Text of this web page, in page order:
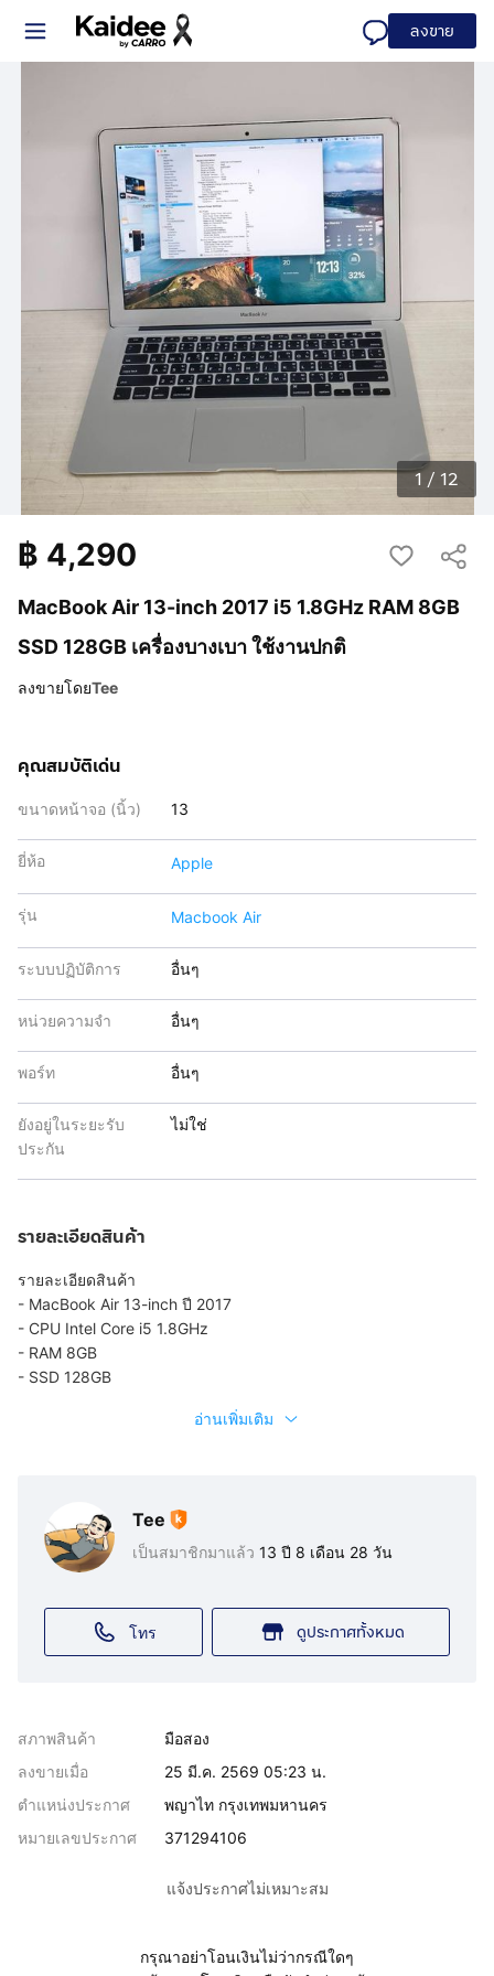
ลงขาย
1 / 12
MacBook Air 13-inch 2017 i5 1.8GHz RAM 8GB
SSD 128GB เครื่องบางเบา ใช้งานปกติ
฿ 4,290
ลงขายโดยTee
คุณสมบัติเด่น
ขนาดหน้าจอ (นิ้ว) 13
ยี่ห้อ Apple
รุ่น Macbook Air
ระบบปฏิบัติการ อื่นๆ
หน่วยความจำ อื่นๆ
พอร์ท อื่นๆ
ยังอยู่ในระยะรับ
ประกัน
ไม่ใช่
รายละเอียดสินค้า
รายละเอียดสินค้า
- MacBook Air 13-inch ปี 2017
- CPU Intel Core i5 1.8GHz
- RAM 8GB
- SSD 128GB
อ่านเพิ่มเติม
Tee
เป็นสมาชิกมาแล้ว 13 ปี 8 เดือน 28 วัน
โทร ดูประกาศทั้งหมด
สภาพสินค้า
มือสอง
ลงขายเมื่อ
25 มี.ค. 2569 05:23 น.
ตำแหน่งประกาศ
พญาไท กรุงเทพมหานคร
หมายเลขประกาศ
371294106
แจ้งประกาศไม่เหมาะสม
กรุณาอย่าโอนเงินไม่ว่ากรณีใดๆ